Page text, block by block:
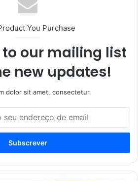
You Purchase
to our mailing list
new updates!
dolor sit amet, consectetur.